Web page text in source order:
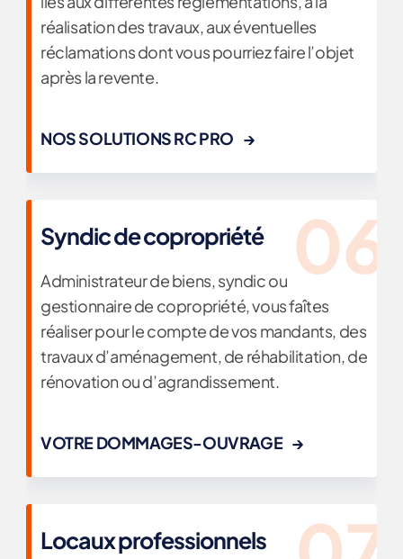
réalisation des travaux, aux éventuelles
réclamations dont vous pourriez faire l’objet
après la revente.
NOS SOLUTIONS RC PRO
Syndic de copropriété
Administrateur de biens, syndic ou
gestionnaire de copropriété, vous faîtes
réaliser pour le compte de vos mandants, des
travaux d’aménagement, de réhabilitation, de
rénovation ou d’agrandissement.
VOTRE DOMMAGES-OUVRAGE
Locaux professionnels